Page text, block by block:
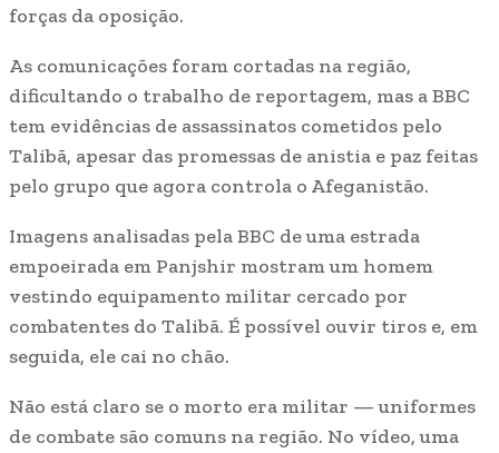
forças da oposição.
As comunicações foram cortadas na região,
dificultando o trabalho de reportagem, mas a BBC
tem evidências de assassinatos cometidos pelo
Talibã, apesar das promessas de anistia e paz feitas
pelo grupo que agora controla o Afeganistão.
Imagens analisadas pela BBC de uma estrada
empoeirada em Panjshir mostram um homem
vestindo equipamento militar cercado por
combatentes do Talibã. É possível ouvir tiros e, em
seguida, ele cai no chão.
Não está claro se o morto era militar — uniformes
de combate são comuns na região. No vídeo, uma